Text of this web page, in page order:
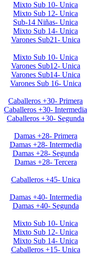
Mixto Sub 10- Unica
Mixto Sub 12- Unica
Sub-14 Niñas- Unica
Mixto Sub 14- Unica
Varones Sub21- Unica
Mixto Sub 10- Unica
Varones Sub12- Unica
Varones Sub14- Unica
Varones Sub 16- Unica
Caballeros +30- Primera
Caballeros +30- Intermedia
Caballeros +30- Segunda
Damas +28- Primera
Damas +28- Intermedia
Damas +28- Segunda
Damas +28- Tercera
Caballeros +45- Unica
Damas +40- Intermedia
Damas +40- Segunda
Mixto Sub 10- Unica
Mixto Sub 12- Unica
Mixto Sub 14- Unica
Caballeros +15- Unica